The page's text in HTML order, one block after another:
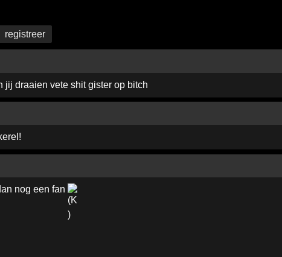
registreer
jij draaien vete shit gister op bitch
nog een fan